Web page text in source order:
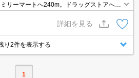
リーマートへ240m。ドラッグストアへ27
スーパーへ390m。マックスバリュへ520
ミリーレストランへ790m。
詳細を見る
り2件を表示する
1